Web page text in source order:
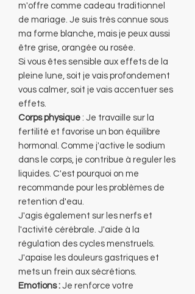
m'offre comme cadeau traditionnel
de mariage. Je suis très connue sous
ma forme blanche, mais je peux aussi
être grise, orangée ou rosée.
Si vous êtes sensible aux effets de la
pleine lune, soit je vais profondement
vous calmer, soit je vais accentuer ses
effets.
Corps physique : Je travaille sur la
fertilité et favorise un bon équilibre
hormonal. Comme j'active le sodium
dans le corps, je contribue à reguler les
liquides. C'est pourquoi on me
recommande pour les problèmes de
retention d'eau.
J'agis également sur les nerfs et
l'activité cérébrale. J'aide à la
régulation des cycles menstruels.
J'apaise les douleurs gastriques et
mets un frein aux sécrétions.
Emotions : Je renforce votre